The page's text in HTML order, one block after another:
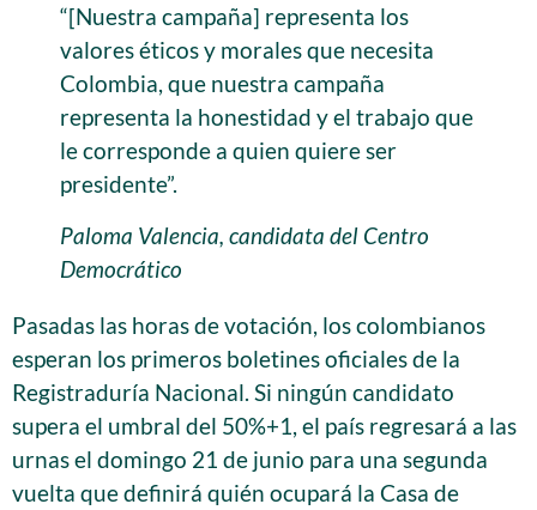
“[Nuestra campaña] representa los
valores éticos y morales que necesita
Colombia, que nuestra campaña
representa la honestidad y el trabajo que
le corresponde a quien quiere ser
presidente”.
Paloma Valencia, candidata del Centro
Democrático
Pasadas las horas de votación, los colombianos
esperan los primeros boletines oficiales de la
Registraduría Nacional. Si ningún candidato
supera el umbral del 50%+1, el país regresará a las
urnas el domingo 21 de junio para una segunda
vuelta que definirá quién ocupará la Casa de